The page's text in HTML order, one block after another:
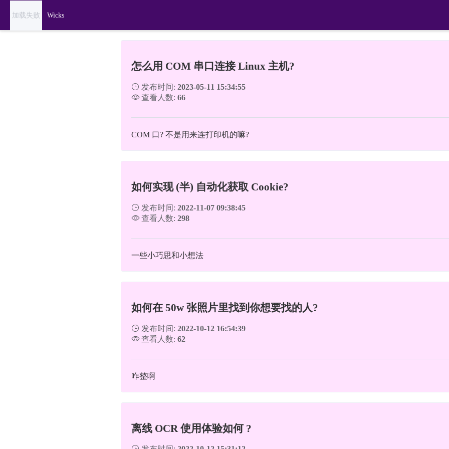
加载失败 Wicks
怎么用 COM 串口连接 Linux 主机?
发布时间: 2023-05-11 15:34:55
查看人数: 66
COM 口? 不是用来连打印机的嘛?
如何实现 (半) 自动化获取 Cookie?
发布时间: 2022-11-07 09:38:45
查看人数: 298
一些小巧思和小想法
如何在 50w 张照片里找到你想要找的人?
发布时间: 2022-10-12 16:54:39
查看人数: 62
咋整啊
离线 OCR 使用体验如何 ?